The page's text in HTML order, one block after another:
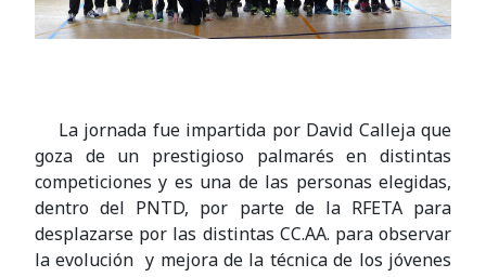
La jornada fue impartida por David Calleja que
goza de un prestigioso palmarés en distintas
competiciones y es una de las personas elegidas,
dentro del PNTD, por parte de la RFETA para
desplazarse por las distintas CC.AA. para observar
la evolución y mejora de la técnica de los jóvenes